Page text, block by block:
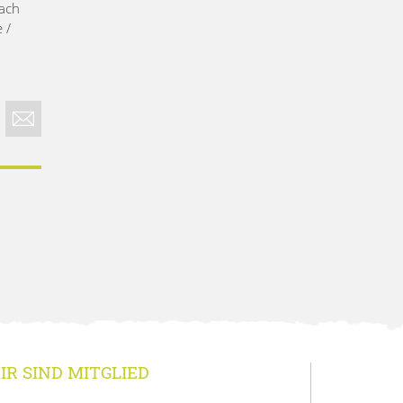
/
SIND MITGLIED